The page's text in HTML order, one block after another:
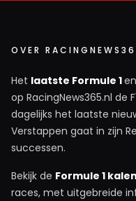
OVER
Het laatste Formule 1en
op RacingNews365.nl de
dagelijks het laatste
Verstappen gaat in zijn
successen.
Bekijk de Formule 1
races, met uitgebreide